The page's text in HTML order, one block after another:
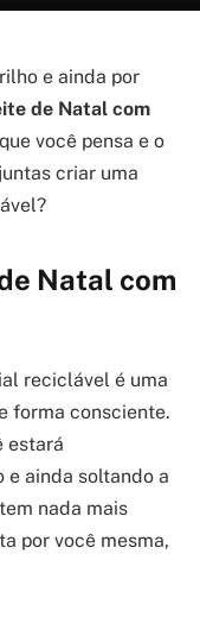
e ainda por
de Natal com
você pensa e o
criar uma
Natal com
reciclável é uma
forma consciente.
estará
ainda soltando a
nada mais
por você mesma,